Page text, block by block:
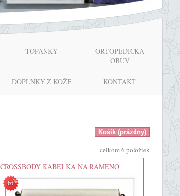
TOPÁNKY
ORTOPEDICKÁ
OBUV
DOPLNKY Z KOŽE KONTAKT
celkom 6 položiek
CROSSBODY KABELKA NA RAMENO
-66%